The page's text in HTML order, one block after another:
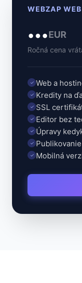
WEBZAP WEB
...EUR
Ročná cena
✓ Web a
✓ Kredity na
✓ SSL
✓ Editor bez
✓ Úpravy
✓
✓ Mobilná